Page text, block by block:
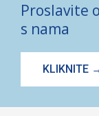
Proslavite
s nama
KLIKNITE